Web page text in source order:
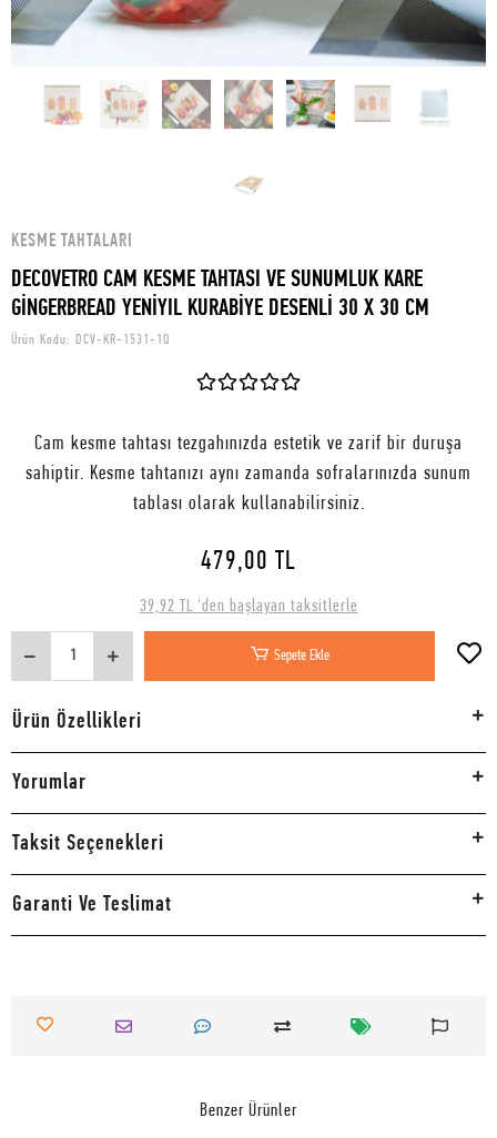
KESME TAHTALARI
DECOVETRO CAM KESME TAHTASI VE SUNUMLUK KARE
GİNGERBREAD YENİYIL KURABİYE DESENLİ 30 X 30 CM
Ürün Kodu: DCV-KR-1531-1Q
Cam kesme tahtası tezgahınızda estetik ve zarif bir duruşa
sahiptir. Kesme tahtanızı aynı zamanda sofralarınızda sunum
tablası olarak kullanabilirsiniz.
479,00 TL
39,92 TL 'den başlayan taksitlerle
Sepete Ekle
Ürün Özellikleri
Yorumlar
Taksit Seçenekleri
Garanti Ve Teslimat
Benzer Ürünler